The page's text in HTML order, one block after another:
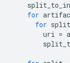
for
for split
uri =